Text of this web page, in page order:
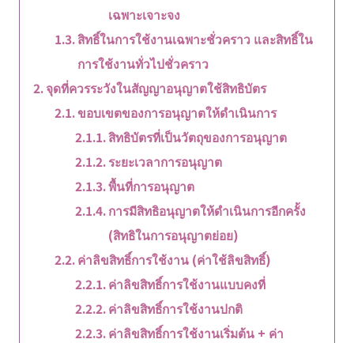
เฉพาะเจาะจง
สิทธิ์ในการใช้งานเฉพาะชั่วคราว และสิทธิ์ใน
การใช้งานทั่วไปชั่วคราว
จุดที่ควรระวังในสัญญาอนุญาตใช้สิทธิบัตร
ขอบเขตของการอนุญาตให้ดำเนินการ
สิทธิบัตรที่เป็นวัตถุของการอนุญาต
ระยะเวลาการอนุญาต
พื้นที่การอนุญาต
การมีสิทธิอนุญาตให้ดำเนินการอีกครั้ง
(สิทธิในการอนุญาตย่อย)
ค่าลิขสิทธิ์การใช้งาน (ค่าใช้ลิขสิทธิ์)
ค่าลิขสิทธิ์การใช้งานแบบคงที่
ค่าลิขสิทธิ์การใช้งานปกติ
ค่าลิขสิทธิ์การใช้งานเริ่มต้น + ค่า